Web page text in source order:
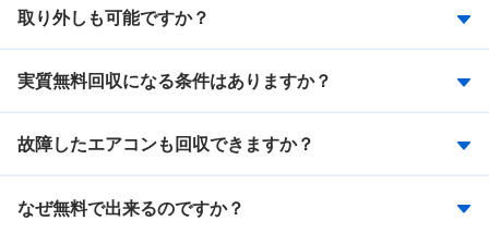
取り外しも可能ですか？
実質無料回収になる条件はありますか？
故障したエアコンも回収できますか？
なぜ無料で出来るのですか？